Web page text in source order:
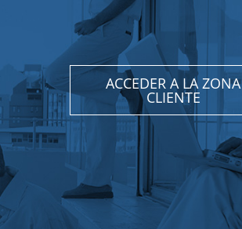
ACCEDER A LA ZONA
CLIENTE